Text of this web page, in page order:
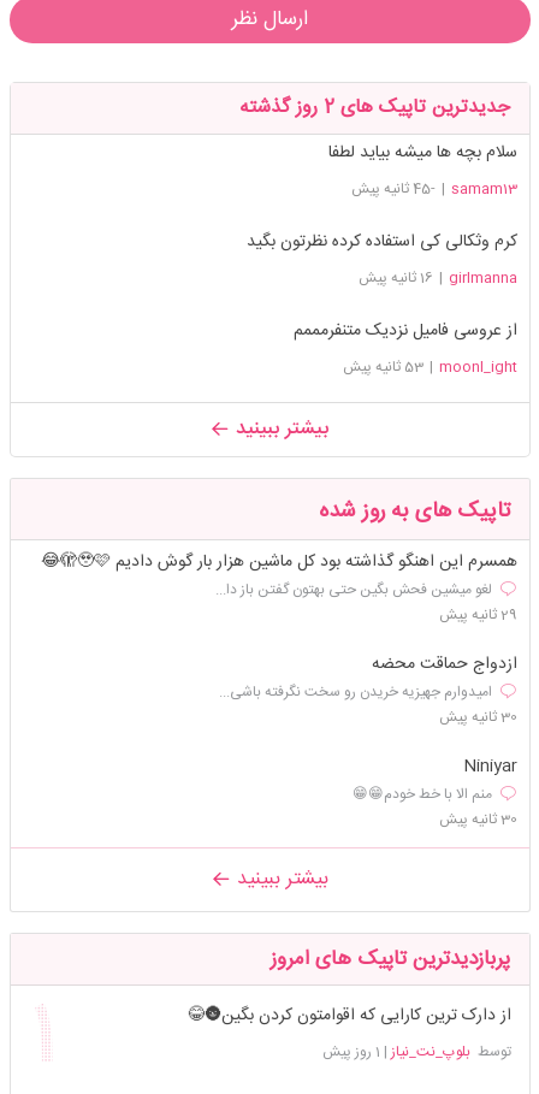
ارسال نظر
جدیدترین تاپیک های 2 روز گذشته
سلام بچه ها میشه بیاید لطفا
samam13
| -45 ثانیه پیش
کرم وثکالی کی استفاده کرده نظرتون بگید
girlmanna
| 16 ثانیه پیش
از عروسی فامیل نزدیک متنفرمممم
moonl_ight
| 53 ثانیه پیش
بیشتر ببینید
تاپیک های به روز شده
همسرم این اهنگو گذاشته بود کل ماشین هزار بار گوش دادیم 🫣🥹🩷😂
لغو میشین فحش بگین حتی بهتون گفتن باز دا...
29 ثانیه پیش
ازدواج حماقت محضه
امیدوارم جهیزیه خریدن رو سخت نگرفته باشی...
30 ثانیه پیش
Niniyar
منم الا با خط خودم😁😁
30 ثانیه پیش
بیشتر ببینید
پربازدیدترین تاپیک های امروز
از دارک ترین کارایی که اقوامتون کردن بگین🌚😂
توسطبلوپ_نت_نیاز | 1 روز پیش